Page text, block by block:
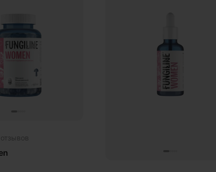
сосуды
веса
холестерина
и сон
отзывов